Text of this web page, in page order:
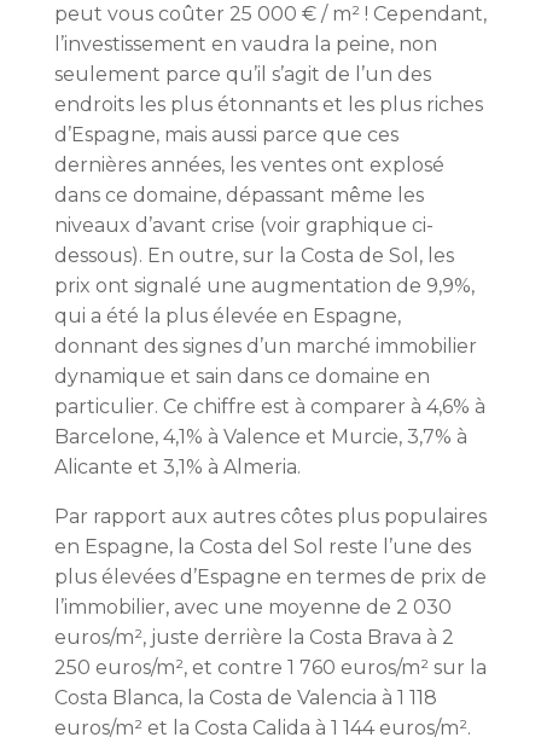
peut vous coûter 25 000 € / m² ! Cependant,
l’investissement en vaudra la peine, non
seulement parce qu’il s’agit de l’un des
endroits les plus étonnants et les plus riches
d’Espagne, mais aussi parce que ces
dernières années, les ventes ont explosé
dans ce domaine, dépassant même les
niveaux d’avant crise (voir graphique ci-
dessous). En outre, sur la Costa de Sol, les
prix ont signalé une augmentation de 9,9%,
qui a été la plus élevée en Espagne,
donnant des signes d’un marché immobilier
dynamique et sain dans ce domaine en
particulier. Ce chiffre est à comparer à 4,6% à
Barcelone, 4,1% à Valence et Murcie, 3,7% à
Alicante et 3,1% à Almeria.
Par rapport aux autres côtes plus populaires
en Espagne, la Costa del Sol reste l’une des
plus élevées d’Espagne en termes de prix de
l’immobilier, avec une moyenne de 2 030
euros/m², juste derrière la Costa Brava à 2
250 euros/m², et contre 1 760 euros/m² sur la
Costa Blanca, la Costa de Valencia à 1 118
euros/m² et la Costa Calida à 1 144 euros/m².